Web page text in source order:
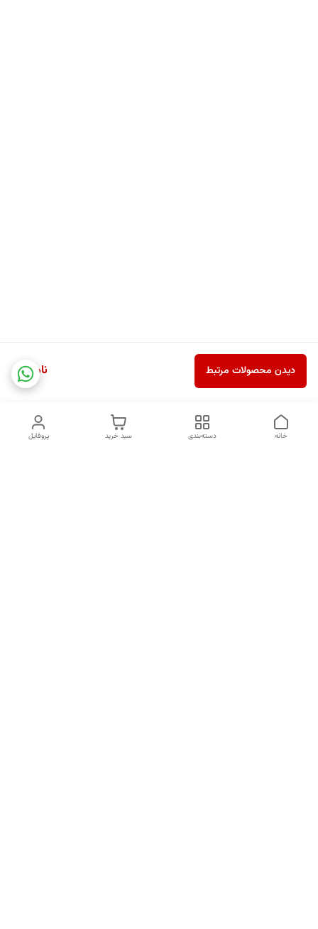
ناموجود دیدن محصولات مرتبط
پروفایل سبد خرید دسته‌بندی خانه